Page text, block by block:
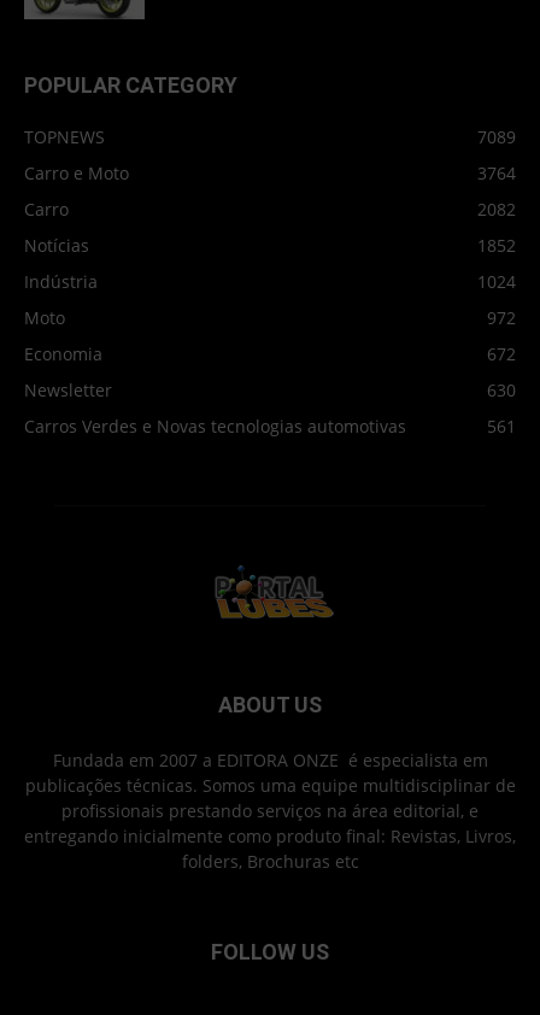
POPULAR CATEGORY
TOPNEWS
7089
Carro e Moto
3764
Carro
2082
Notícias
1852
Indústria
1024
Moto
972
Economia
672
Newsletter
630
Carros Verdes e Novas tecnologias automotivas
561
ABOUT US
Fundada em 2007 a EDITORA ONZE é especialista em
publicações técnicas. Somos uma equipe multidisciplinar de
profissionais prestando serviços na área editorial, e
entregando inicialmente como produto final: Revistas, Livros,
folders, Brochuras etc
FOLLOW US